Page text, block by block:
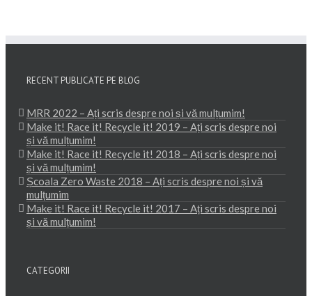
RECENT PUBLICATE PE BLOG
MRR 2022 – Ați scris despre noi și vă mulțumim!
Make it! Race it! Recycle it! 2019 – Ați scris despre noi
și vă mulțumim!
Make it! Race it! Recycle it! 2018 – Ați scris despre noi
și vă mulțumim!
Școala Zero Waste 2018 – Ați scris despre noi și vă
mulțumim
Make it! Race it! Recycle it! 2017 – Ați scris despre noi
și vă mulțumim!
CATEGORII